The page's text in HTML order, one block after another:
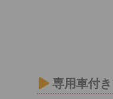
専用車付